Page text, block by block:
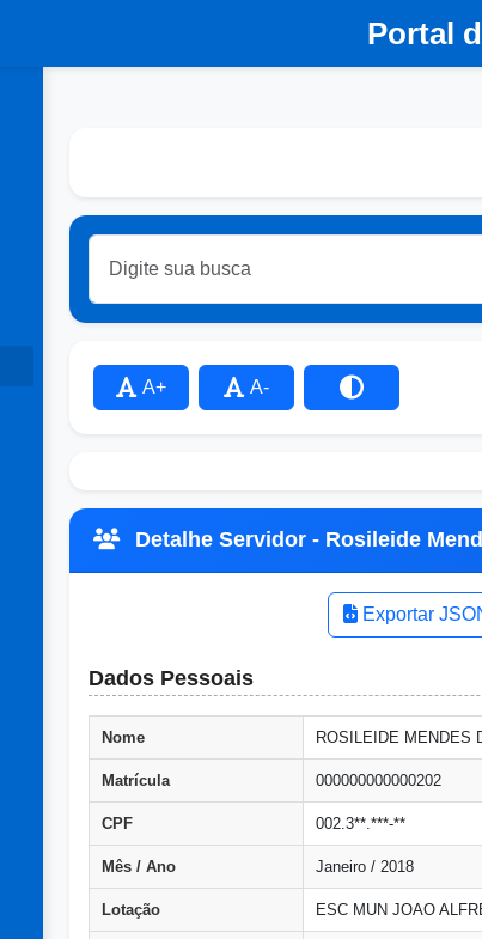
Portal
A+ A-
Detalhe Servidor - Rosileide
Exportar
Dados Pessoais
Nome ROSILEIDE MENDES
Matrícula 000000000000202
CPF 002.3**.***-**
Mês / Ano Janeiro / 2018
Lotação ESC MUN JOAO